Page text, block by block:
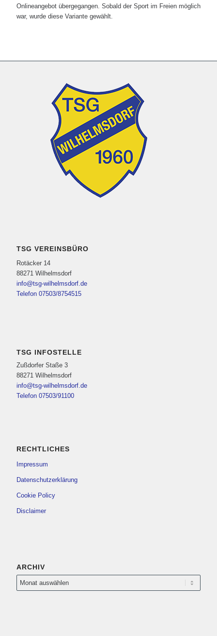
Onlineangebot übergegangen. Sobald der Sport im Freien möglich
war, wurde diese Variante gewählt.
TSG VEREINSBÜRO
Rotäcker 14
88271 Wilhelmsdorf
info@tsg-wilhelmsdorf.de
Telefon 07503/8754515
TSG INFOSTELLE
Zußdorfer Staße 3
88271 Wilhelmsdorf
info@tsg-wilhelmsdorf.de
Telefon 07503/91100
RECHTLICHES
Impressum
Datenschutzerklärung
Cookie Policy
Disclaimer
ARCHIV